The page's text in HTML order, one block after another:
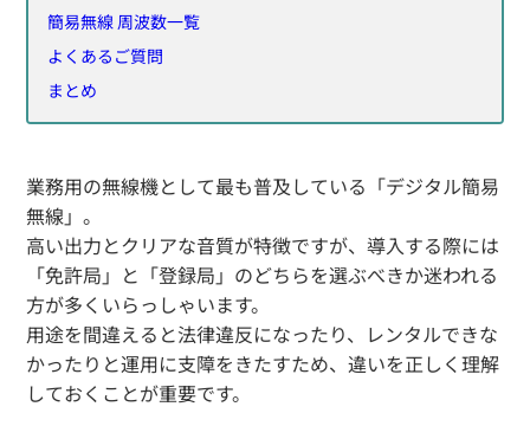
簡易無線 周波数一覧
よくあるご質問
まとめ
業務用の無線機として最も普及している「デジタル簡易
無線」。
高い出力とクリアな音質が特徴ですが、導入する際には
「免許局」と「登録局」のどちらを選ぶべきか迷われる
方が多くいらっしゃいます。
用途を間違えると法律違反になったり、レンタルできな
かったりと運用に支障をきたすため、違いを正しく理解
しておくことが重要です。